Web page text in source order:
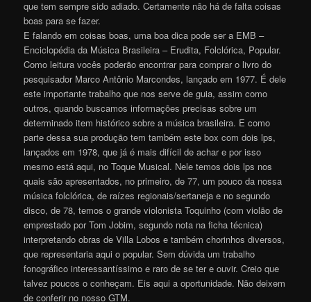
que tem sempre sido adiado. Certamente não há de falta coisas
boas para se fazer.
E falando em coisas boas, uma boa dica pode ser a EMB –
Enciclopédia da Música Brasileira – Erudita, Folclórica, Popular.
Como leitura vocês poderão encontrar para comprar o livro do
pesquisador Marco Antônio Marcondes, lançado em 1977. É dele
este importante trabalho que nos serve de guia, assim como
outros, quando buscamos informações precisas sobre um
determinado item histórico sobre a música brasileira. E como
parte dessa sua produção tem também este box com dois lps,
lançados em 1978, que já é mais difícil de achar e por isso
mesmo está aqui, no Toque Musical. Nele temos dois lps nos
quais são apresentados, no primeiro, de 77, um pouco da nossa
música folclórica, de raízes regionais/sertaneja e no segundo
disco, de 78, temos o grande violonista Toquinho (com violão de
emprestado por Tom Jobim, segundo nota na ficha técnica)
interpretando obras de Villa Lobos e também chorinhos diversos,
que representaria aqui o popular. Sem dúvida um trabalho
fonográfico interessantíssimo e raro de se ter e ouvir. Creio que
talvez poucos o conheçam. Eis aqui a oportunidade. Não deixem
de conferir no nosso GTM.